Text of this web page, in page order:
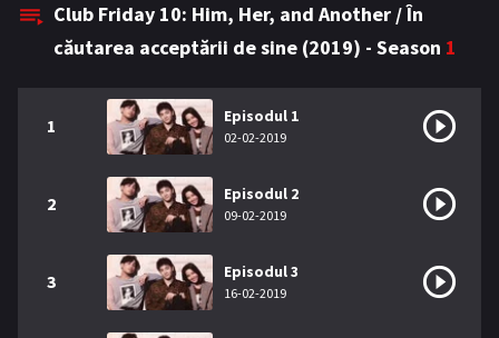
BLOG
Muzică
RECOMANDĂRI PROIECTE
ALĂTURĂ-TE
Înregistrează-te Autentificare
Club Friday 10: Him, Her, and Another / În
căutarea acceptării de sine (2019) - Season 1
1 Episodul 1
02-02-2019
2 Episodul 2
09-02-2019
3 Episodul 3
16-02-2019